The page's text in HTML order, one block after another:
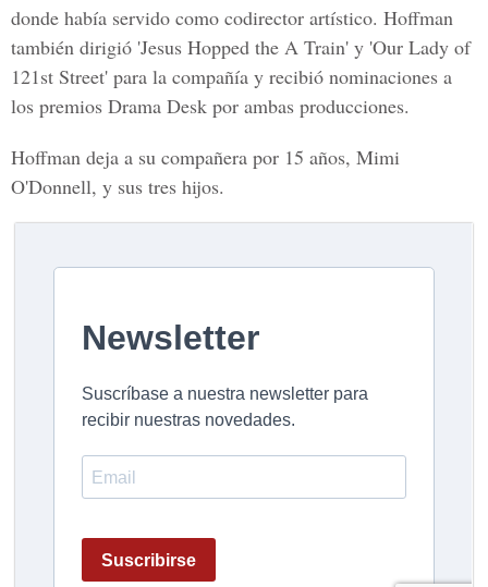
donde había servido como codirector artístico. Hoffman
también dirigió 'Jesus Hopped the A Train' y 'Our Lady of
121st Street' para la compañía y recibió nominaciones a
los premios Drama Desk por ambas producciones.
Hoffman deja a su compañera por 15 años, Mimi
O'Donnell, y sus tres hijos.